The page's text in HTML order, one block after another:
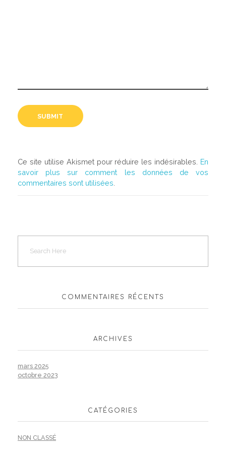
Ce site utilise Akismet pour réduire les indésirables. En
savoir plus sur comment les données de vos
commentaires sont utilisées
COMMENTAIRES RÉCENTS
ARCHIVES
mars 2025
octobre 2023
CATÉGORIES
NON CLASSÉ